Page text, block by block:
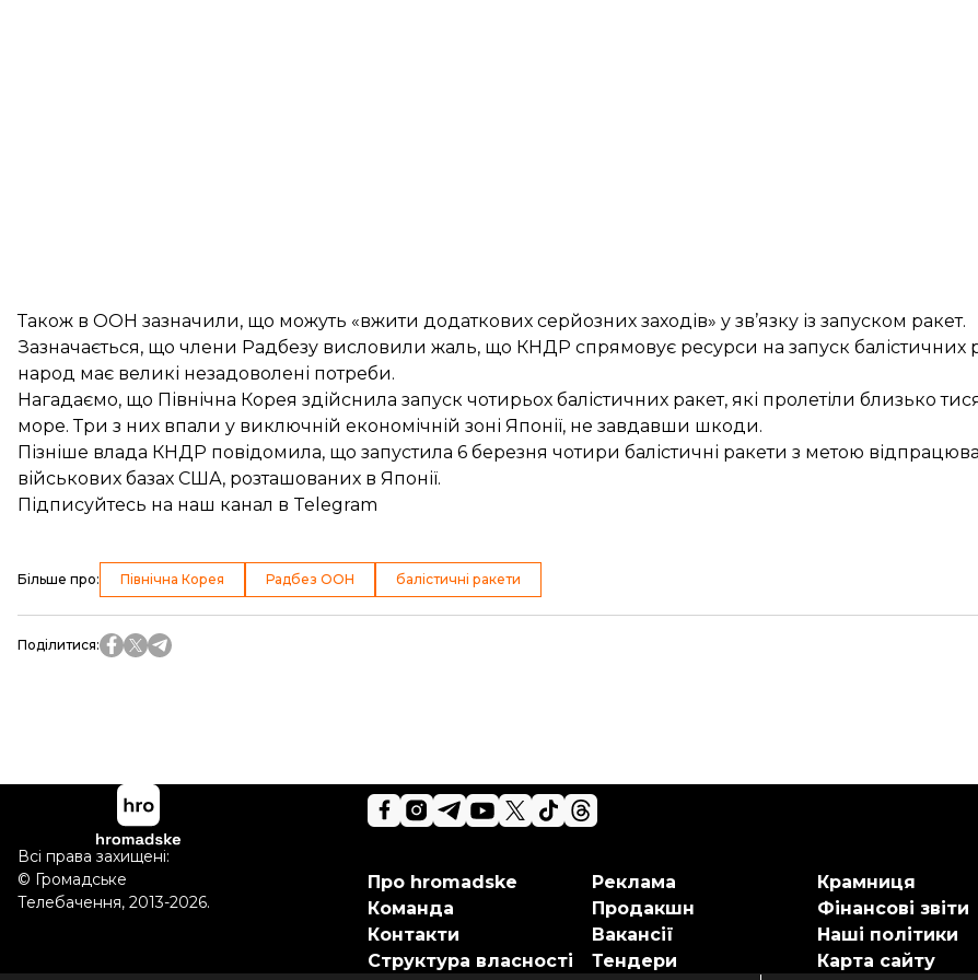
Також в ООН зазначили, що можуть «вжити додаткових серйозних заходів» у зв’язку із запуском ракет.
Зазначається, що члени Радбезу висловили жаль, що КНДР спрямовує ресурси на запуск балістичних
народ має великі незадоволені потреби.
Нагадаємо, що Північна Корея здійснила запуск чотирьох балістичних ракет, які пролетіли близько
море. Три з них впали у виключній економічній зоні Японії, не завдавши шкоди.
Пізніше влада КНДР повідомила, що запустила 6 березня чотири балістичні ракети з метою
військових базах США, розташованих в Японії.
Підписуйтесь на наш канал в Telegram
Більше про: Північна Корея Радбез ООН балістичні ракети
Поділитися:
Про hromadske
Команда
Контакти
Структура власності
Реклама
Продакшн
Вакансії
Тендери
Крамниця
Фінансові звіти
Наші політики
Карта сайту
Всі права захищені:
© Громадське
Телебачення, 2013-2026.